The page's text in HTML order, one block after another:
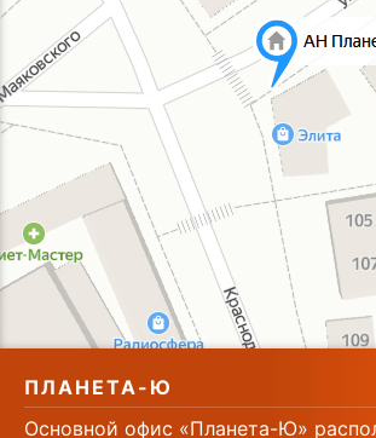
ПЛАНЕТА-Ю
Основной офис «Планета-Ю»